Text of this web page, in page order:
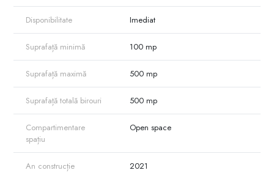
Disponibilitate Imediat
Suprafață minimă 100 mp
Suprafață maximă 500 mp
Suprafață totală birouri 500 mp
Compartimentare
spațiu
Open space
An construcție 2021